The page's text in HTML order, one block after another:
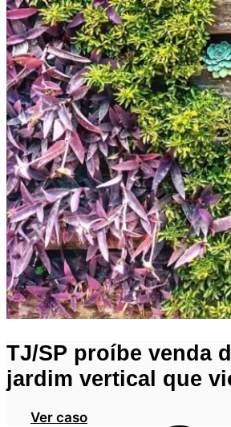
TJ/SP proíbe venda
jardim vertical que
Ver caso